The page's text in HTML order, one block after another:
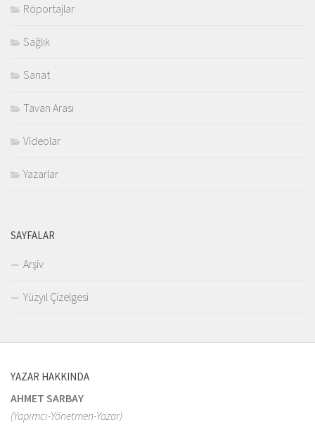
Röportajlar
Sağlık
Sanat
Tavan Arası
Videolar
Yazarlar
SAYFALAR
Arşiv
Yüzyıl Çizelgesi
YAZAR HAKKINDA
AHMET SARBAY
(Yapımcı-Yönetmen-Yazar)